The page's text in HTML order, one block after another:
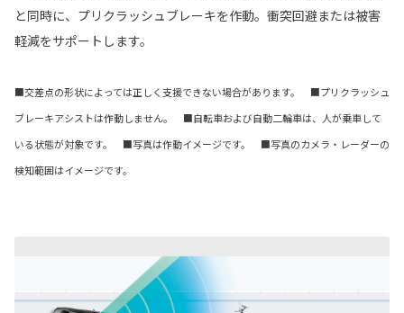
と同時に、プリクラッシュブレーキを作動。衝突回避または被害
軽減をサポートします。
■交差点の形状によっては正しく支援できない場合があります。 ■プリクラッシュ
ブレーキアシストは作動しません。 ■自転車および自動二輪車は、人が乗車して
いる状態が対象です。 ■写真は作動イメージです。 ■写真のカメラ・レーダーの
検知範囲はイメージです。